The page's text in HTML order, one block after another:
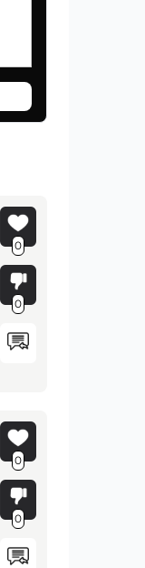
0
0
0
0